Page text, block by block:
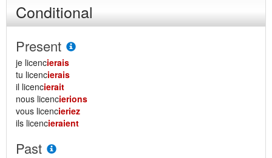
Conditional
Present
je licencierais
tu licencierais
il licencierait
nous licencierions
vous licencieriez
ils licencieraient
Past